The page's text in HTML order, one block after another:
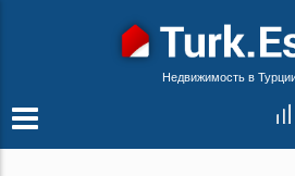
Недвижимость в